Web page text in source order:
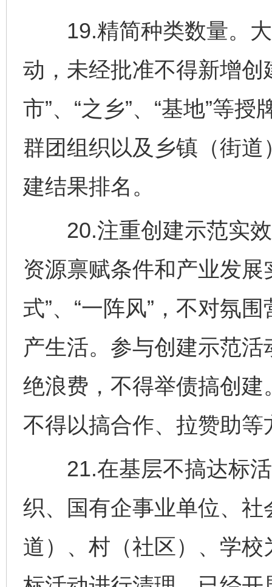
19.精简种类数量。大
动，未经批准不得新增创
市”、“之乡”、“基地”等
群团组织以及乡镇（街
建结果排名。
20.注重创建示范实效
资源禀赋条件和产业发展
式”、“一阵风”，不对氛
产生活。参与创建示范
绝浪费，不得举债搞创
不得以搞合作、拉赞助
21.在基层不搞达标活
织、国有企事业单位、
道）、村（社区）、学
完善运行机制助力责任有效落实 一纸欠
东山县通报“牛蛙产品抗生素超标问题”
千年窑火 生生不息 一
揭开“小金库”的免责幌子